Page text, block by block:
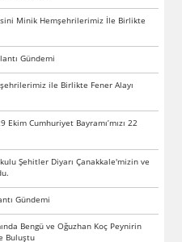
Minik Hemşehrilerimiz İle Birlikte
Gündemi
ile Birlikte Fener Alayı
Cumhuriyet Bayramı’mızı 22
Şehitler Diyarı Çanakkale'mizin ve
Gündemi
Bengü ve Oğuzhan Koç Peynirin
Buluştu